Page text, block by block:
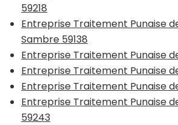
59218
Entreprise Traitement Punaise
Sambre 59138
Entreprise Traitement Punaise
Entreprise Traitement Punaise
Entreprise Traitement Punaise
Entreprise Traitement Punaise
59243